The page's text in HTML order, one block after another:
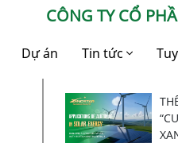
CÔNG TY CỔ
Dự án Tin tức
Tin tức Công ty
Báo chí nói về